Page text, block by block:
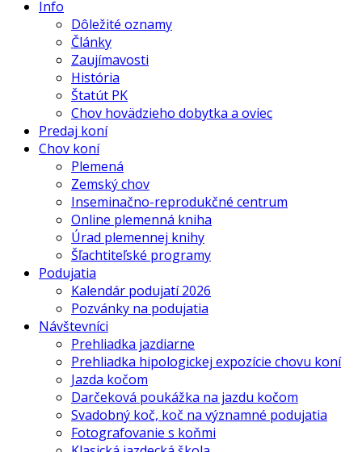
Info
Dôležité oznamy
Články
Zaujímavosti
História
Štatút PK
Chov hovädzieho dobytka a oviec
Predaj koní
Chov koní
Plemená
Zemský chov
Inseminačno-reprodukčné centrum
Online plemenná kniha
Úrad plemennej knihy
Šľachtiteľské programy
Podujatia
Kalendár podujatí 2026
Pozvánky na podujatia
Návštevníci
Prehliadka jazdiarne
Prehliadka hipologickej expozície chovu koní
Jazda kočom
Darčeková poukážka na jazdu kočom
Svadobný koč, koč na významné podujatia
Fotografovanie s koňmi